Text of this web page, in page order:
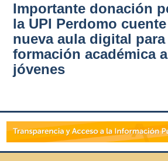
Importante donación
la UPI Perdomo
nueva aula digital
formación académica
jóvenes